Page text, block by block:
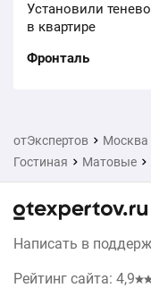
Установили
в квартире
Фронталь
отЭкспертов Москва
Гостиная
Матовые
Написать в
Рейтинг сайта: 4,9